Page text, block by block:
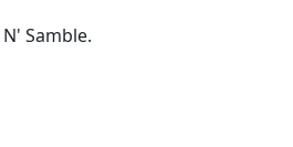
N' Samble.